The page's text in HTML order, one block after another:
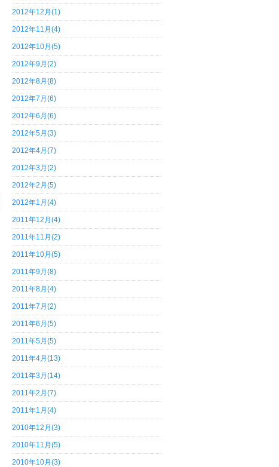
2012年12月 (1)
2012年11月 (4)
2012年10月 (5)
2012年9月 (2)
2012年8月 (8)
2012年7月 (6)
2012年6月 (6)
2012年5月 (3)
2012年4月 (7)
2012年3月 (2)
2012年2月 (5)
2012年1月 (4)
2011年12月 (4)
2011年11月 (2)
2011年10月 (5)
2011年9月 (8)
2011年8月 (4)
2011年7月 (2)
2011年6月 (5)
2011年5月 (5)
2011年4月 (13)
2011年3月 (14)
2011年2月 (7)
2011年1月 (4)
2010年12月 (3)
2010年11月 (5)
2010年10月 (3)